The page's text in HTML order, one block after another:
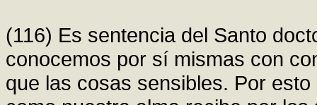
(116) Es sentencia del Santo
conocemos por sí mismas con
que las cosas sensibles. Por